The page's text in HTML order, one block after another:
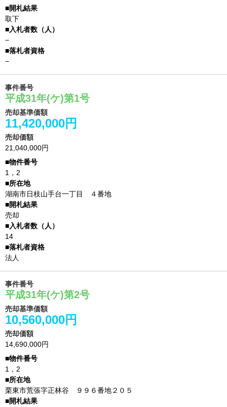
取下
−
−
事件番号
平成31年(ケ)第1号
売却基準価額
11,420,000円
売却価額
21,040,000円
1，2
湖南市日枝山手台一丁目 ４番地
売却
14
法人
事件番号
平成31年(ケ)第2号
売却基準価額
10,560,000円
売却価額
14,690,000円
1，2
栗東市荒張字正林谷 ９９６番地２０５